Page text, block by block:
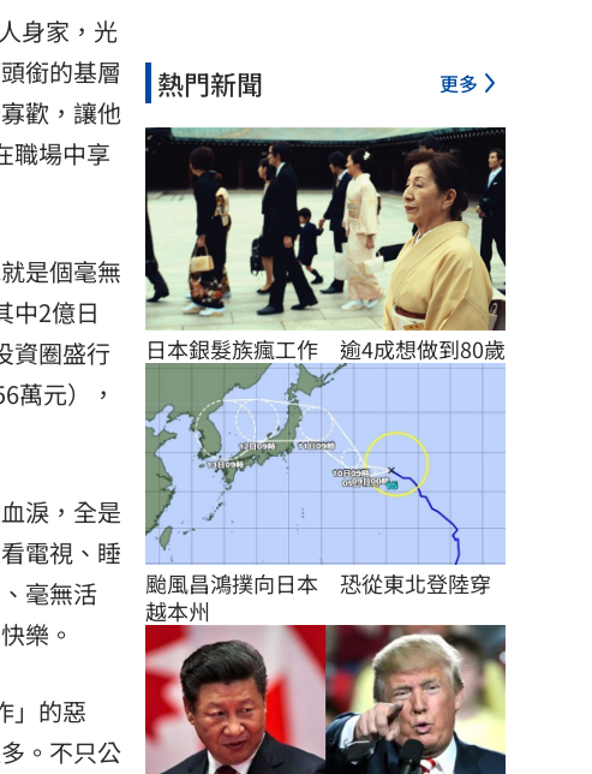
身家，光
銜的基層
歡，讓他
職場中享
是個毫無
中2億日
資圈盛行
萬元），
淚，全是
電視、睡
毫無活
樂。
」的惡
。不只公
熱門新聞 更多
日本銀髮族瘋工作　逾4成想做到80歲
颱風昌鴻撲向日本　恐從東北登陸穿
越本州